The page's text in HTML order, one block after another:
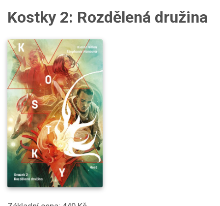
Kostky 2: Rozdělená družina